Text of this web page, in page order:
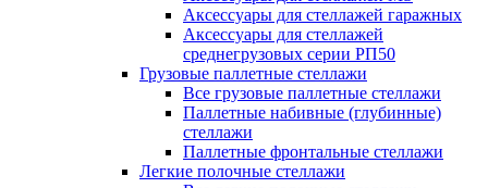
Аксессуары для стеллажей гаражных
Аксессуары для стеллажей
среднегрузовых серии РП50
Грузовые паллетные стеллажи
Все грузовые паллетные стеллажи
Паллетные набивные (глубинные)
стеллажи
Паллетные фронтальные стеллажи
Легкие полочные стеллажи